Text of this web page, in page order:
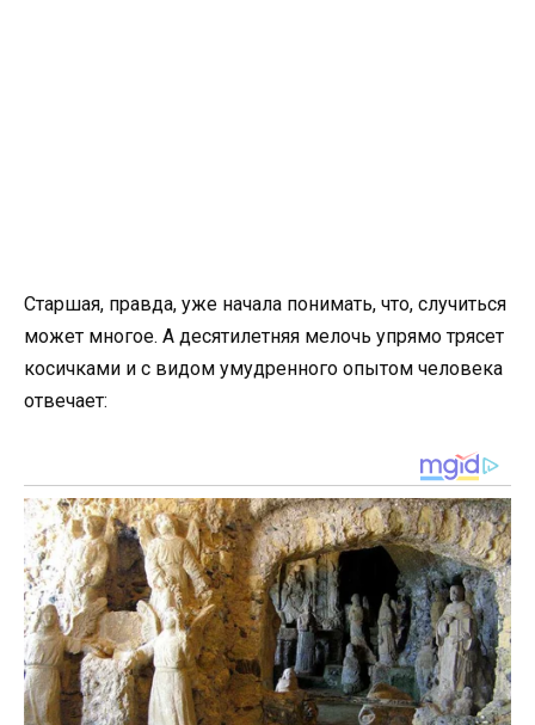
Старшая, правда, уже начала понимать, что, случиться
может многое. А десятилетняя мелочь упрямо трясет
косичками и с видом умудренного опытом человека
отвечает: